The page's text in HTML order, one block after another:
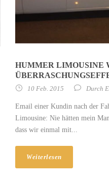
HUMMER LIMOUSINE
10 Feb. 2015 Durch
Email einer Kundin nach der
Limousine: Nie hätten mein
dass wir einmal mit...
Weiterlesen